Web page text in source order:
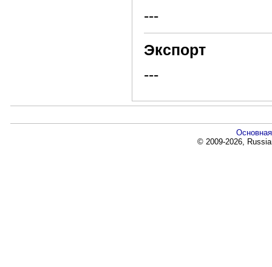
---
Экспорт
---
Основная
© 2009-2026,